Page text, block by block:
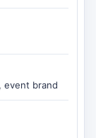
event brand